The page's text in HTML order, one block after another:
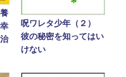
呪ワレタ少年（２）
彼の秘密を知ってはい
けない